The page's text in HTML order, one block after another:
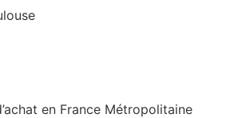
en France Métropolitaine